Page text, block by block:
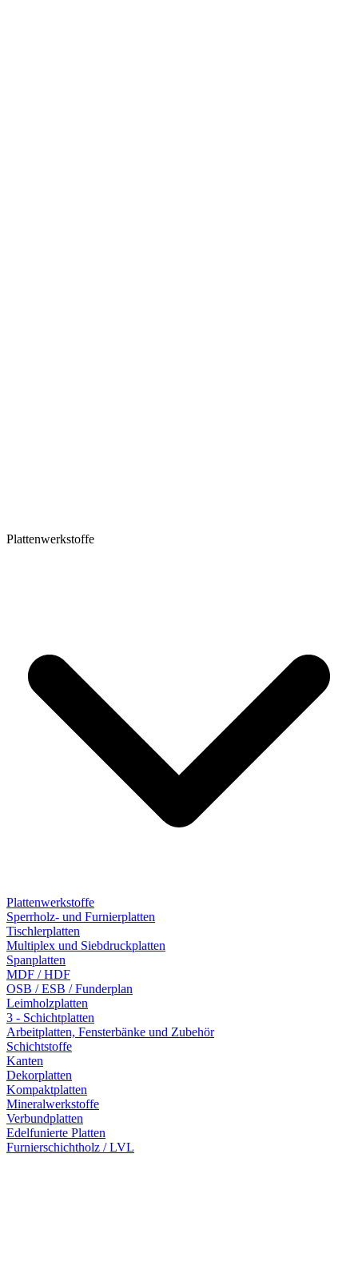
Plattenwerkstoffe
Plattenwerkstoffe
Sperrholz- und Furnierplatten
Tischlerplatten
Multiplex und Siebdruckplatten
Spanplatten
MDF / HDF
OSB / ESB / Funderplan
Leimholzplatten
3 - Schichtplatten
Arbeitplatten, Fensterbänke und Zubehör
Schichtstoffe
Kanten
Dekorplatten
Kompaktplatten
Mineralwerkstoffe
Verbundplatten
Edelfunierte Platten
Furnierschichtholz / LVL